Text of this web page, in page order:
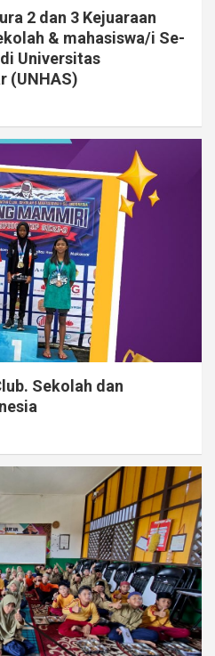
2 dan 3 Kejuaraan
& mahasiswa/i Se-
Universitas
(UNHAS)
Sekolah dan